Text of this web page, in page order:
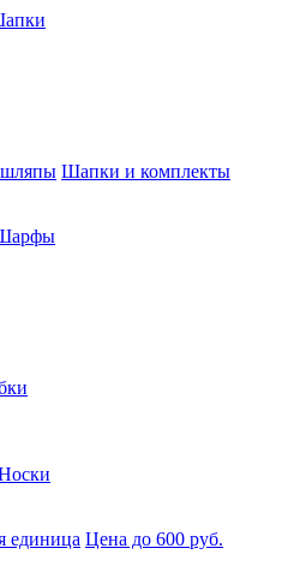
Шапки и комплекты
единица Цена до 600 руб.